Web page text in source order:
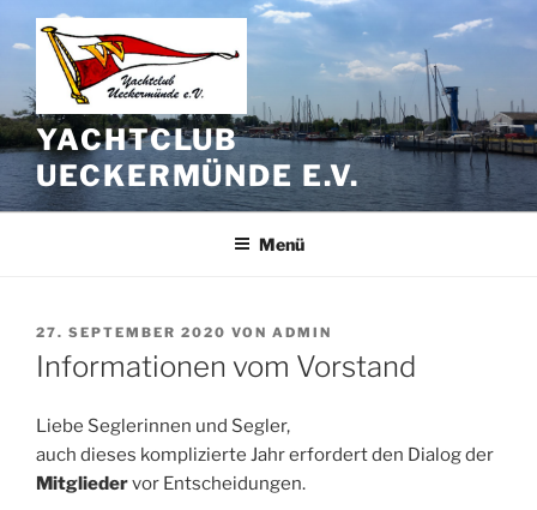
Zum
Inhalt
springen
YACHTCLUB
UECKERMÜNDE E.V.
Menü
VERÖFFENTLICHT
AM
27. SEPTEMBER 2020 VON ADMIN
Informationen vom Vorstand
Liebe Seglerinnen und Segler,
auch dieses komplizierte Jahr erfordert den Dialog der
Mitgliedervor Entscheidungen.